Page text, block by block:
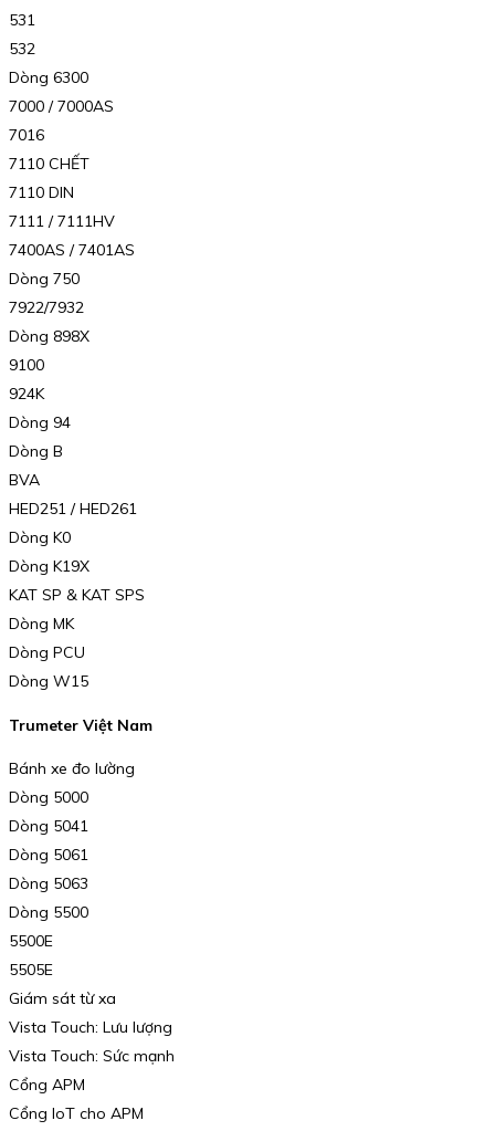
531
532
Dòng 6300
7000 / 7000AS
7016
7110 CHẾT
7110 DIN
7111 / 7111HV
7400AS / 7401AS
Dòng 750
7922/7932
Dòng 898X
9100
924K
Dòng 94
Dòng B
BVA
HED251 / HED261
Dòng K0
Dòng K19X
KAT SP & KAT SPS
Dòng MK
Dòng PCU
Dòng W15
Trumeter Việt Nam
Bánh xe đo lường
Dòng 5000
Dòng 5041
Dòng 5061
Dòng 5063
Dòng 5500
5500E
5505E
Giám sát từ xa
Vista Touch: Lưu lượng
Vista Touch: Sức mạnh
Cổng APM
Cổng IoT cho APM